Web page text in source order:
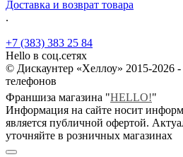
Доставка и возврат товара
.
+7 (383) 383 25 84
Hello в соц.сетях
© Дискаунтер «Хеллоу» 2015-2026
телефонов
Франшиза магазина "HELLO!"
Информация на сайте носит
является публичной офертой.
уточняйте в розничных магазинах